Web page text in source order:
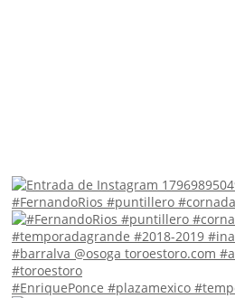
#FernandoRios #puntillero
#EnriquePonce #plazamexico